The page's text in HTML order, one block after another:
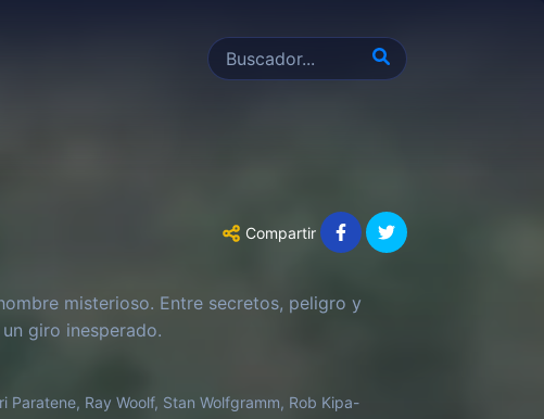
Compartir
misterioso. Entre secretos, peligro y
giro inesperado.
Paratene, Ray Woolf, Stan Wolfgramm, Rob Kipa-